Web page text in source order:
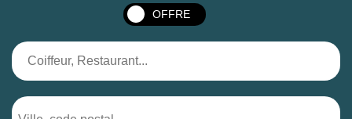
OFFRE